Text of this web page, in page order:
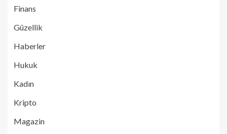
Finans
Güzellik
Haberler
Hukuk
Kadın
Kripto
Magazin